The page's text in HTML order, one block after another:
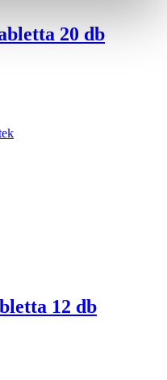
20 db
12 db